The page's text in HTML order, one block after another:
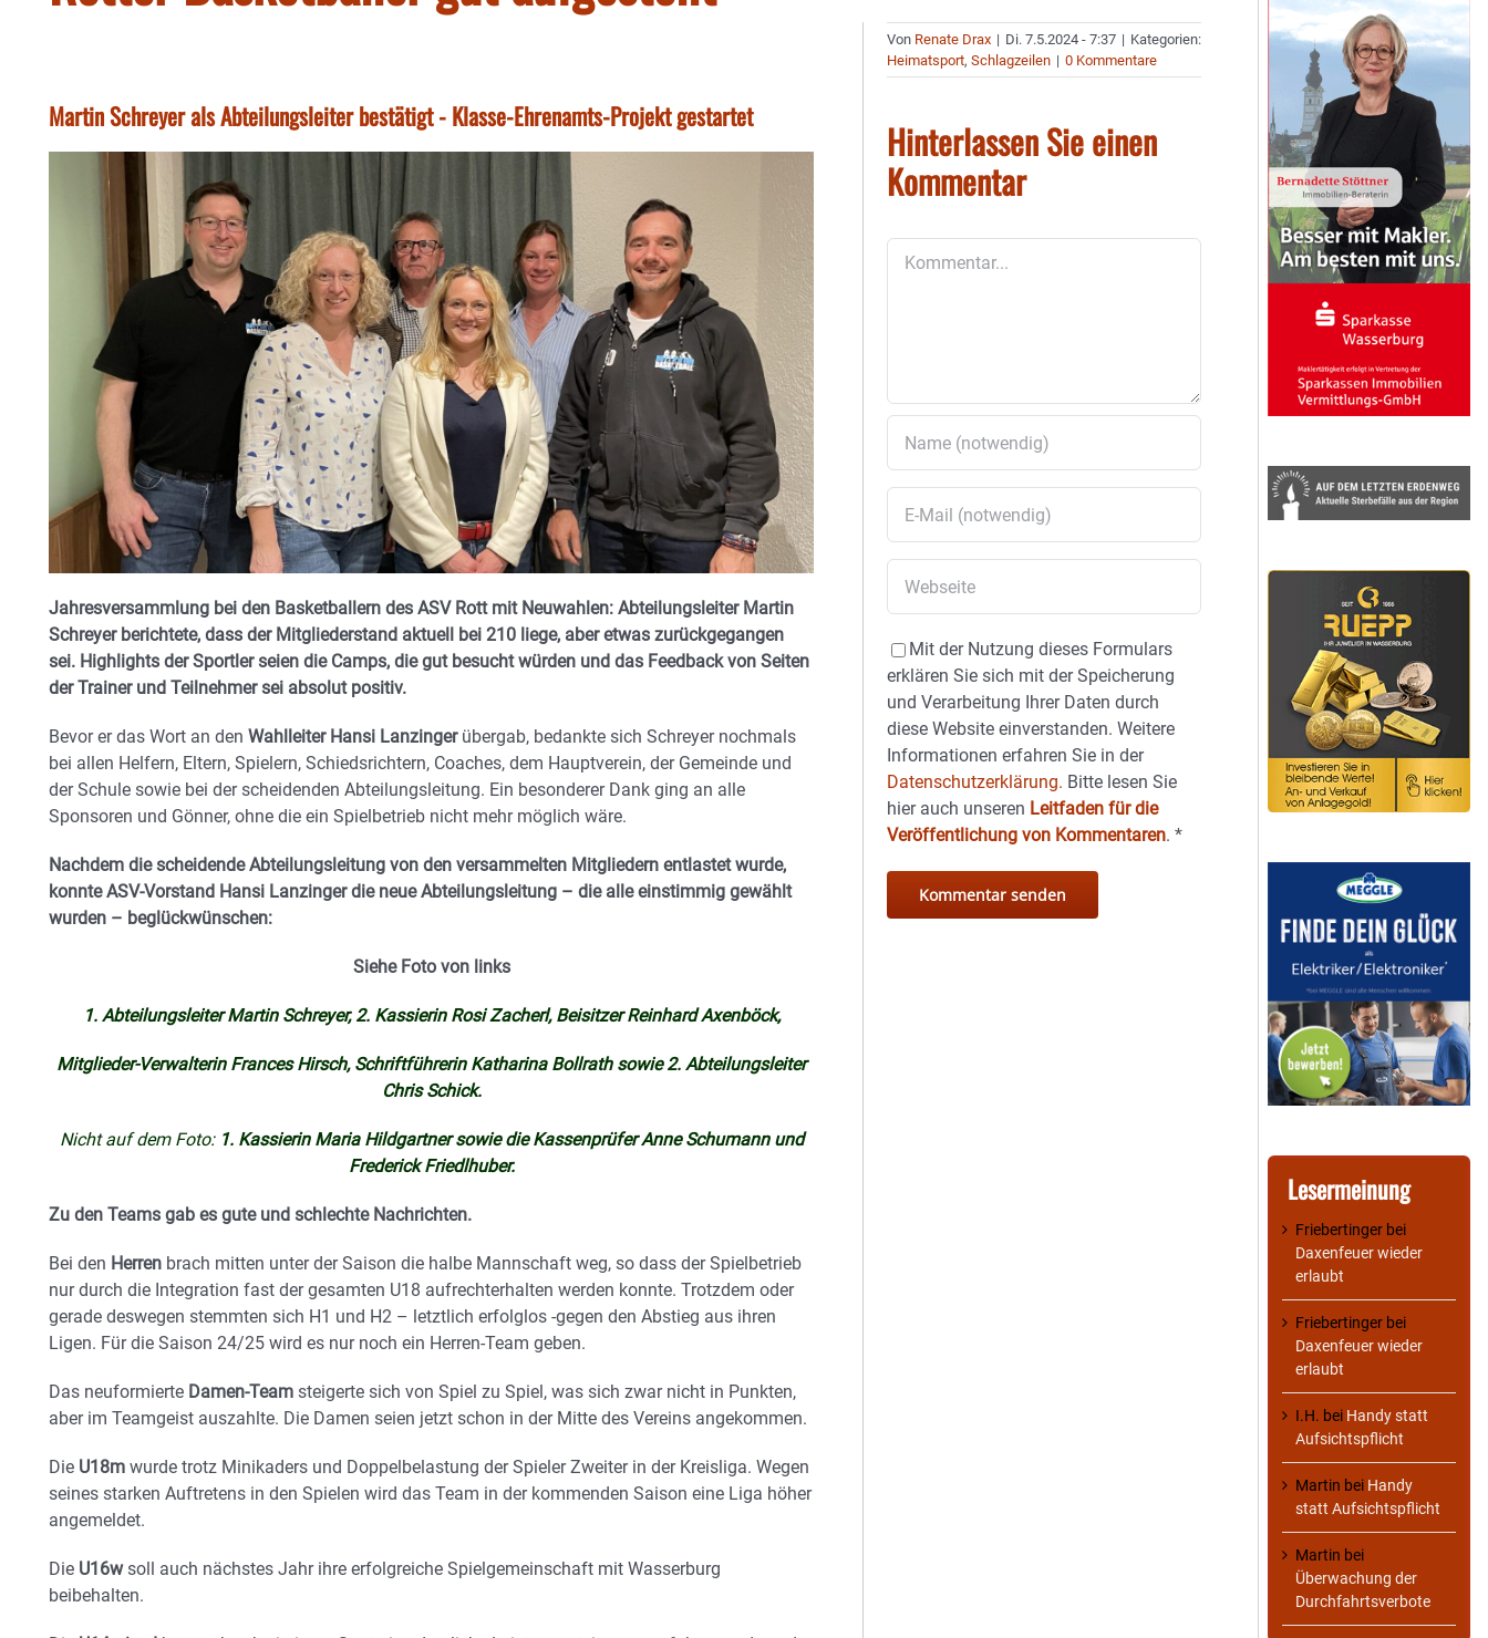
Martin Schreyer als Abteilungsleiter bestätigt - Klasse-Ehrenamts-Projekt gestartet
Jahresversammlung bei den Basketballern des ASV Rott mit Neuwahlen: Abteilungsleiter Martin
Schreyer berichtete, dass der Mitgliederstand aktuell bei 210 liege, aber etwas zurückgegangen
sei. Highlights der Sportler seien die Camps, die gut besucht würden und das Feedback von Seiten
der Trainer und Teilnehmer sei absolut positiv.
Bevor er das Wort an den Wahlleiter Hansi Lanzingerübergab, bedankte sich Schreyer nochmals
bei allen Helfern, Eltern, Spielern, Schiedsrichtern, Coaches, dem Hauptverein, der Gemeinde und
der Schule sowie bei der scheidenden Abteilungsleitung. Ein besonderer Dank ging an alle
Sponsoren und Gönner, ohne die ein Spielbetrieb nicht mehr möglich wäre.
Nachdem die scheidende Abteilungsleitung von den versammelten Mitgliedern entlastet wurde,
konnte ASV-Vorstand Hansi Lanzinger die neue Abteilungsleitung – die alle einstimmig gewählt
wurden – beglückwünschen:
Siehe Foto von links
1. Abteilungsleiter Martin Schreyer, 2. Kassierin Rosi Zacherl, Beisitzer Reinhard Axenböck,
Mitglieder-Verwalterin Frances Hirsch, Schriftführerin Katharina Bollrath sowie 2. Abteilungsleiter
Chris Schick.
Nicht auf dem Foto:1. Kassierin Maria Hildgartner sowie die Kassenprüfer Anne Schumann und
Frederick Friedlhuber.
Zu den Teams gab es gute und schlechte Nachrichten.
Bei den Herren brach mitten unter der Saison die halbe Mannschaft weg, so dass der Spielbetrieb
nur durch die Integration fast der gesamten U18 aufrechterhalten werden konnte. Trotzdem oder
gerade deswegen stemmten sich H1 und H2 – letztlich erfolglos -gegen den Abstieg aus ihren
Ligen. Für die Saison 24/25 wird es nur noch ein Herren-Team geben.
Das neuformierte Damen-Team steigerte sich von Spiel zu Spiel, was sich zwar nicht in Punkten,
aber im Teamgeist auszahlte. Die Damen seien jetzt schon in der Mitte des Vereins angekommen.
Die U18m wurde trotz Minikaders und Doppelbelastung der Spieler Zweiter in der Kreisliga. Wegen
seines starken Auftretens in den Spielen wird das Team in der kommenden Saison eine Liga höher
angemeldet.
Die U16wsoll auch nächstes Jahr ihre erfolgreiche Spielgemeinschaft mit Wasserburg
beibehalten.
Von Renate Drax | Di. 7.5.2024 - 7:37 | Kategorien:
Heimatsport,Schlagzeilen | 0 Kommentare
Hinterlassen Sie einen
Kommentar
Mit der Nutzung dieses Formulars
erklären Sie sich mit der Speicherung
und Verarbeitung Ihrer Daten durch
diese Website einverstanden. Weitere
Informationen erfahren Sie in der
Datenschutzerklärung. Bitte lesen Sie
hier auch unseren Leitfaden für die
Veröffentlichung von Kommentaren.*
Lesermeinung
Friebertinger bei
Daxenfeuer wieder
erlaubt
Friebertinger bei
Daxenfeuer wieder
erlaubt
I.H. bei Handy statt
Aufsichtspflicht
Martin bei Handy
statt Aufsichtspflicht
Martin bei
Überwachung der
Durchfahrtsverbote